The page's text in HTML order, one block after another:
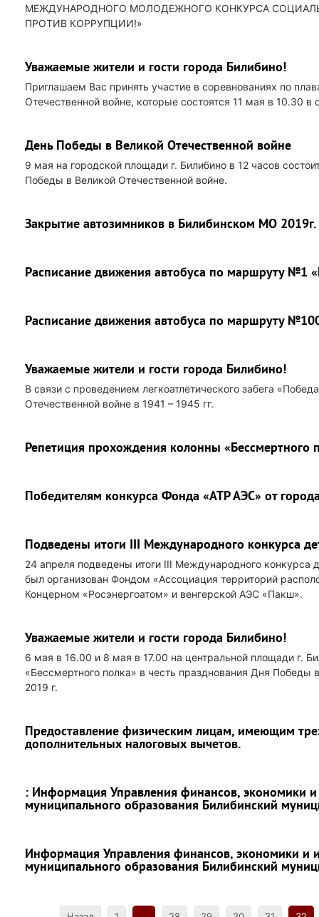
МЕЖДУНАРОДНОГО МОЛОДЕЖНОГО КОНКУРСА
ПРОТИВ КОРРУПЦИИ!»
Уважаемые жители и гости города Билибино!
Приглашаем Вас принять участие в соревнованиях по
Отечественной войне, которые состоятся 11 мая в 10.30
День Победы в Великой Отечественной войне
9 мая на городской площади г. Билибино в 12 часов
Победы в Великой Отечественной войне.
Закрытие автозимников в Билибинском МО 2019г.
Расписание движения автобуса по маршруту №1
Расписание движения автобуса по маршруту
Уважаемые жители и гости города Билибино!
В связи с проведением легкоатлетического забега
Отечественной войне в 1941 – 1945 гг.
Репетиция прохождения колонны «Бессмертного
Победителям конкурса Фонда «АТР АЭС» от
Подведены итоги III Международного конкурса
24 апреля подведены итоги III Международного конкурса
был организован Фондом «Ассоциация территорий
Концерном «Росэнергоатом» и венгерской АЭС «Пакш».
Уважаемые жители и гости города Билибино!
6 мая в 16.00 и 8 мая в 17.00 на центральной площади г.
«Бессмертного полка» в честь празднования Дня Победы
2019 г.
Предоставление физическим лицам, имеющим
дополнительных налоговых вычетов.
: Информация Управления финансов, экономики
муниципального образования Билибинский
Информация Управления финансов, экономики
муниципального образования Билибинский